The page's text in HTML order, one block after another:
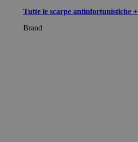
Tutte le scarpe antinfortunistiche +
Brand